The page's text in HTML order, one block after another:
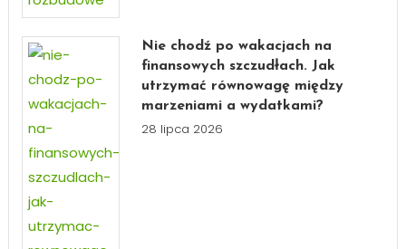
Nie chodź po wakacjach na
finansowych szczudłach. Jak
utrzymać równowagę między
marzeniami a wydatkami?
28 lipca 2026